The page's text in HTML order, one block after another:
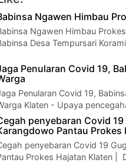
Ngawen Himbau
Ngawen Himbau
Desa Tempursari
Penularan Covid 19,
Penularan Covid 19,
Klaten - Upaya
penyebaran Covid
Pantau Prokes
penyebaran Covid 19
Prokes Hajatan Klaten |